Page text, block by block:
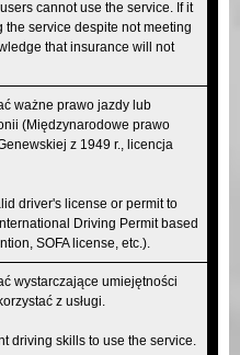
cannot use the service. If it
the service despite not meeting
that insurance will not
ważne prawo jazdy lub
(Międzynarodowe prawo
z 1949 r., licencja
driver's license or permit to
Driving Permit based
SOFA license, etc.).
wystarczające umiejętności
z usługi.
driving skills to use the service.